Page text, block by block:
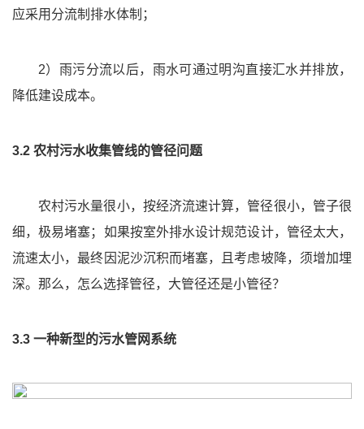
应采用分流制排水体制；
2）雨污分流以后，雨水可通过明沟直接汇水并排放，
降低建设成本。
3.2 农村污水收集管线的管径问题
农村污水量很小，按经济流速计算，管径很小，管子很
细，极易堵塞；如果按室外排水设计规范设计，管径太大，
流速太小，最终因泥沙沉积而堵塞，且考虑坡降，须增加埋
深。那么，怎么选择管径，大管径还是小管径？
3.3 一种新型的污水管网系统